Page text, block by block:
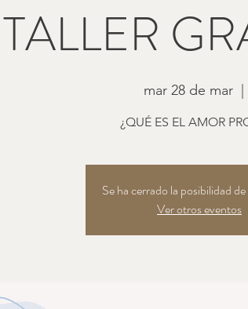
TALLER
mar 28 de mar
  |
¿QUÉ ES EL AMOR
Se ha cerrado la posibilidad
Ver otros eventos